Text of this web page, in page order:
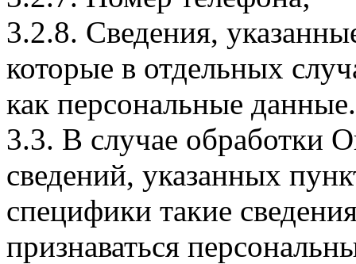
3.2.8. Сведения,
которые в отдельных
как персональные данные.
3.3. В случае обработки
сведений, указанных
специфики такие
признаваться